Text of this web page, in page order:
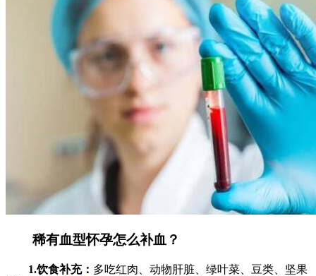
稀有血型怀孕怎么补血？
1.饮食补充： 多吃红肉、动物肝脏、绿叶菜、豆类、坚果